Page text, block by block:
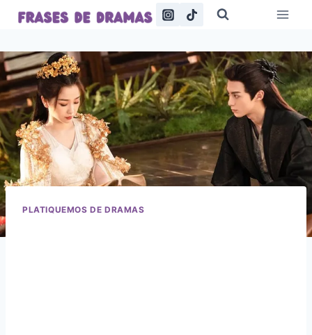
Saltar
PLATIQUEMOS DE DRAMAS